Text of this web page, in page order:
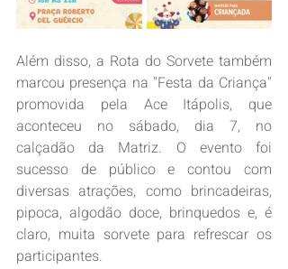
Além disso, a Rota do Sorvete também
marcou presença na "Festa da Criança"
promovida pela Ace Itápolis, que
aconteceu no sábado, dia 7, no
calçadão da Matriz. O evento foi
sucesso de público e contou com
diversas atrações, como brincadeiras,
pipoca, algodão doce, brinquedos e, é
claro, muita sorvete para refrescar os
participantes.